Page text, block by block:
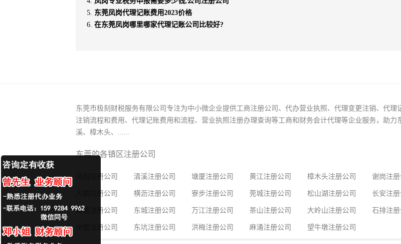
东莞凤岗代理记账费用2023价格
在东莞凤岗哪里哪家代理记账公司比较好?
东莞市极刻财税服务有限公司专注为中小微企业提供工商注册公司、代办营业执照、代理变更注销、代
注销流程和费用、代理记账费用和流程、营业执照注册办理查询等工商和财务会计代理等企业服务，助
溪、樟木头、......
东莞的各镇区注册公司
凤岗注册公司 清溪注册公司 塘厦注册公司 黄江注册公司 樟木头注册公司 谢岗注册
大朗注册公司 横沥注册公司 寮步注册公司 莞城注册公司 松山湖注册公司 长安注册
南城注册公司 东城注册公司 万江注册公司 茶山注册公司 大岭山注册公司 石排注册
中堂注册公司 东坑注册公司 洪梅注册公司 麻涌注册公司 望牛墩注册公司